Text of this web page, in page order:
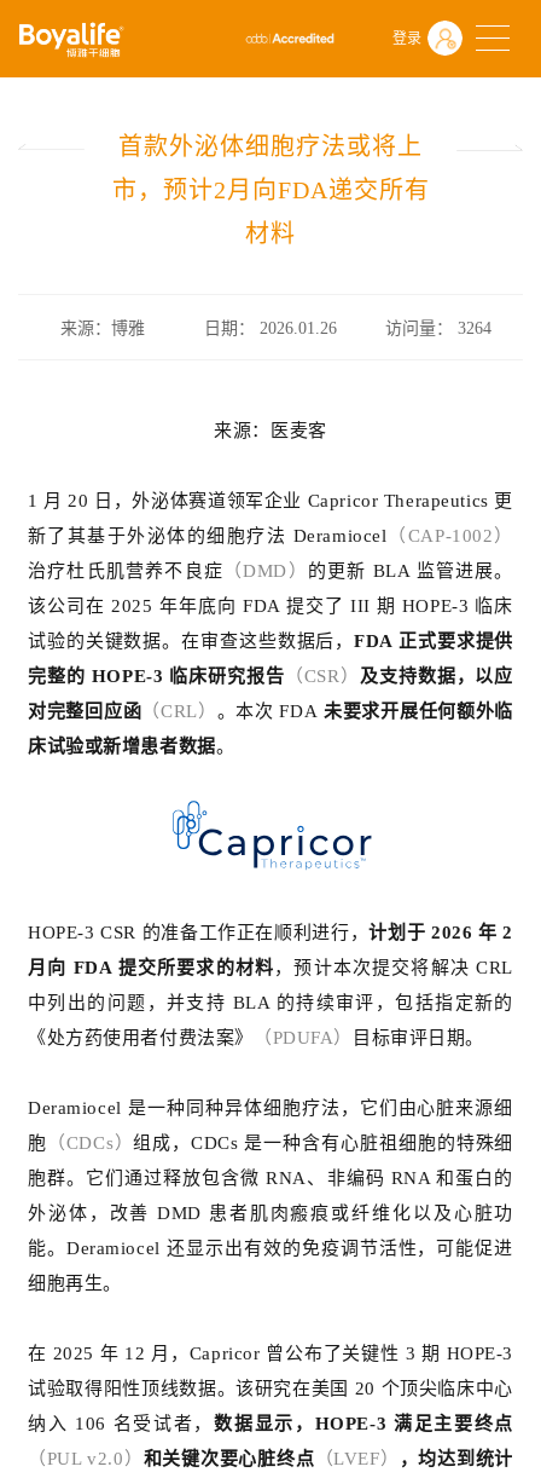
登录
首页 什么是干细胞
行业政策
首款外泌体细胞疗法或将上市，预计2月向FDA递交所有材料
首款外泌体细胞疗法或将上
市，预计2月向FDA递交所有
材料
来源：博雅 日期： 2026.01.26 访问量：3264
来源：医麦客
1 月 20 日，外泌体赛道领军企业 Capricor Therapeutics 更
新了其基于外泌体的细胞疗法 Deramiocel （CAP-1002）
治疗杜氏肌营养不良症 （DMD） 的更新 BLA 监管进展。
该公司在 2025 年年底向 FDA 提交了 III 期 HOPE-3 临床
试验的关键数据。在审查这些数据后，FDA 正式要求提供
完整的 HOPE-3 临床研究报告 （CSR） 及支持数据，以应
对完整回应函 （CRL） 。本次 FDA 未要求开展任何额外临
床试验或新增患者数据。
HOPE-3 CSR 的准备工作正在顺利进行，计划于 2026 年 2
月向 FDA 提交所要求的材料，预计本次提交将解决 CRL
中列出的问题，并支持 BLA 的持续审评，包括指定新的
《处方药使用者付费法案》
（PDUFA） 目标审评日期。
Deramiocel 是一种同种异体细胞疗法，它们由心脏来源细
胞 （CDCs）组成，CDCs 是一种含有心脏祖细胞的特殊细
胞群。它们通过释放包含微 RNA、非编码 RNA 和蛋白的
外泌体，改善DMD 患者肌肉瘢痕或纤维化以及心脏功
能。Deramiocel 还显示出有效的免疫调节活性，可能促进
细胞再生。
在 2025 年 12 月，Capricor 曾公布了关键性 3 期 HOPE-3
试验取得阳性顶线数据。该研究在美国 20 个顶尖临床中心
纳入 106 名受试者，数据显示，HOPE-3 满足主要终点
（PUL v2.0） 和关键次要心脏终点 （LVEF）
，均达到统计